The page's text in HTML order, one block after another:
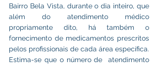
Bairro Bela Vista, durante o dia inteiro, que
além do atendimento médico
propriamente dito, há também o
fornecimento de medicamentos prescritos
pelos profissionais de cada área específica.
Estima-se que o número de  atendimento